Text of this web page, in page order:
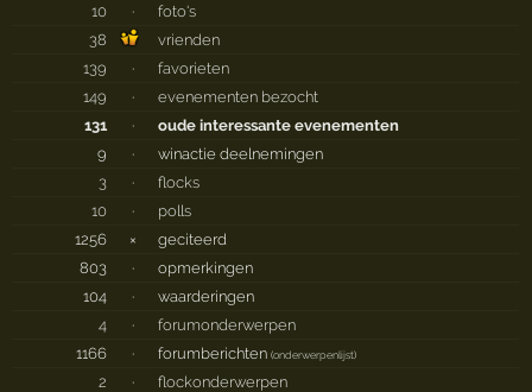
10
·
foto's
38
vrienden
139
·
favorieten
149
·
evenementen bezocht
131
·
oude interessante evenementen
9
·
winactie deelnemingen
3
·
flocks
10
·
polls
1256
×
geciteerd
803
·
opmerkingen
104
·
waarderingen
4
·
forumonderwerpen
1166
· forumberichten(onderwerpenlijst)
2 ·
flockonderwerpen